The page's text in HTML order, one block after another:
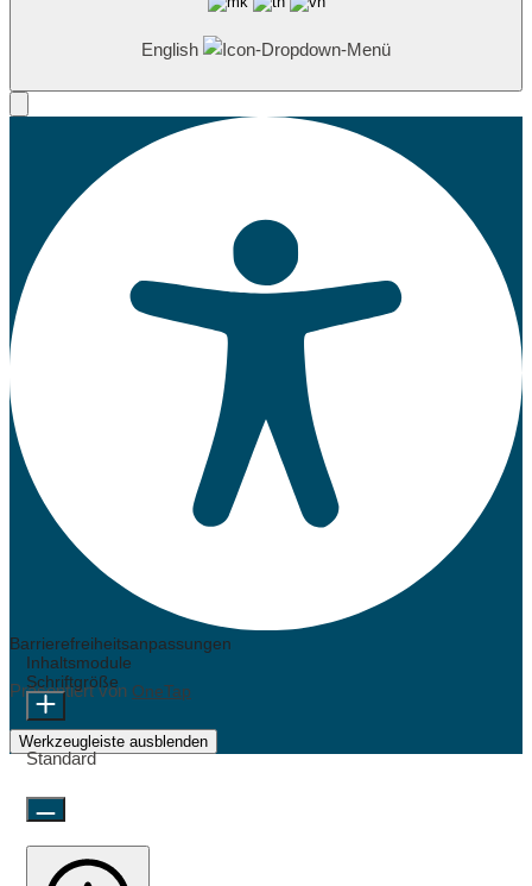
English
Barrierefreiheitsanpassungen
Präsentiert von OneTap
Werkzeugleiste ausblenden
Inhaltsmodule
Schriftgröße
Standard